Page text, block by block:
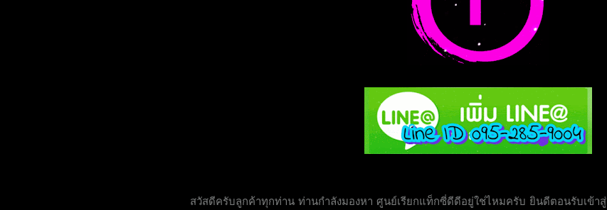
สวัสดีครับลูกค้าทุกท่าน ท่านกำลังมองหา ศูนย์เรียกแท็กซี่ดีดีอยู่ใช่ไหมครับ ยินดีตอนรับเข้าสู่